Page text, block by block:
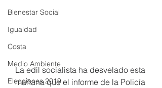
Bienestar Social
Igualdad
Costa
Medio Ambiente
Elecciones 2019
La edil socialista ha desvelado esta
mañana que el informe de la Policía